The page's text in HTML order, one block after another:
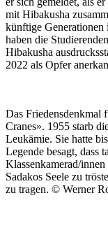
mit Hibakusha
kün­ftige Gen­er­a­tio­nen
haben die
Hibakusha
2022 als Opfer
Das Friedens­denkmal
Cranes». 1955 starb
Leukämie. Sie hat­te
Leg­ende besagt, dass
Klassenkamerad/
Sadakos Seele zu
zu tra­gen. © Wern­er